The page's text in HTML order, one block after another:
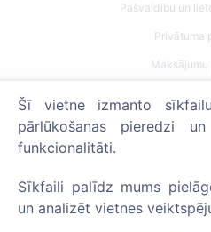
Pašvaldību un
Privātuma
Sīkfailu
Meklēt
Šī vietne izmanto
pārlūkošanas pieredzi
funkcionalitāti.
Sīkfaili palīdz mums
un analizēt vietnes